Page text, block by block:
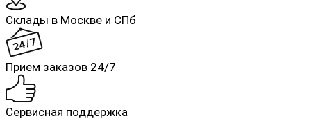
Склады в Москве и СПб
Прием заказов 24/7
Сервисная поддержка